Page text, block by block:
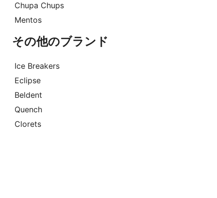
Chupa Chups
Mentos
その他のブランド
Ice Breakers
Eclipse
Beldent
Quench
Clorets